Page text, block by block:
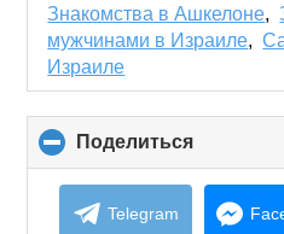
Знакомства в Ашкелоне,
мужчинами в Израиле,
Израиле
Поделиться
to
collapse
contents
Telegram